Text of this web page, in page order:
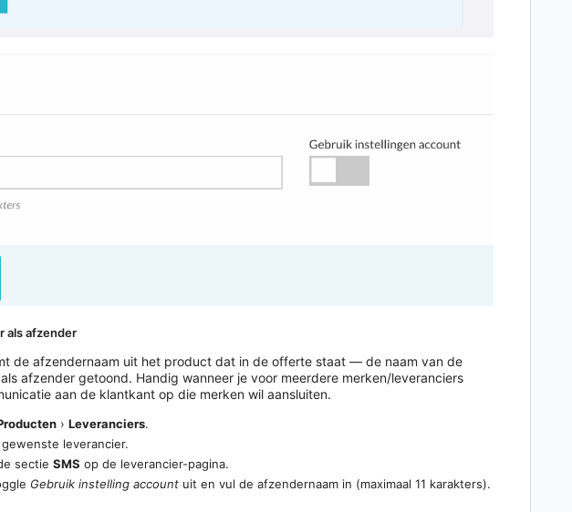
als afzender
de afzendernaam uit het product dat in de offerte staat — de naam van de
afzender getoond. Handig wanneer je voor meerdere merken/leveranciers
aan de klantkant op die merken wil aansluiten.
› Leveranciers.
leverancier.
sectie SMS op de leverancier-pagina.
Gebruik instelling account uit en vul de afzendernaam in (maximaal 11 karakters).